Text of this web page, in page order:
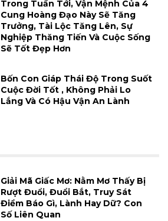
Trong Tuần Tới, Vận Mệnh Của 4
Cung Hoàng Đạo Này Sẽ Tăng
Trưởng, Tài Lộc Tăng Lên, Sự
Nghiệp Thăng Tiến Và Cuộc Sống
Sẽ Tốt Đẹp Hơn
Bốn Con Giáp Thái Độ Trong Suốt
Cuộc Đời Tốt , Không Phải Lo
Lắng Và Có Hậu Vận An Lành
Giải Mã Giấc Mơ: Nằm Mơ Thấy Bị
Rượt Đuổi, Đuổi Bắt, Truy Sát
Điềm Báo Gì, Lành Hay Dữ? Con
Số Liên Quan